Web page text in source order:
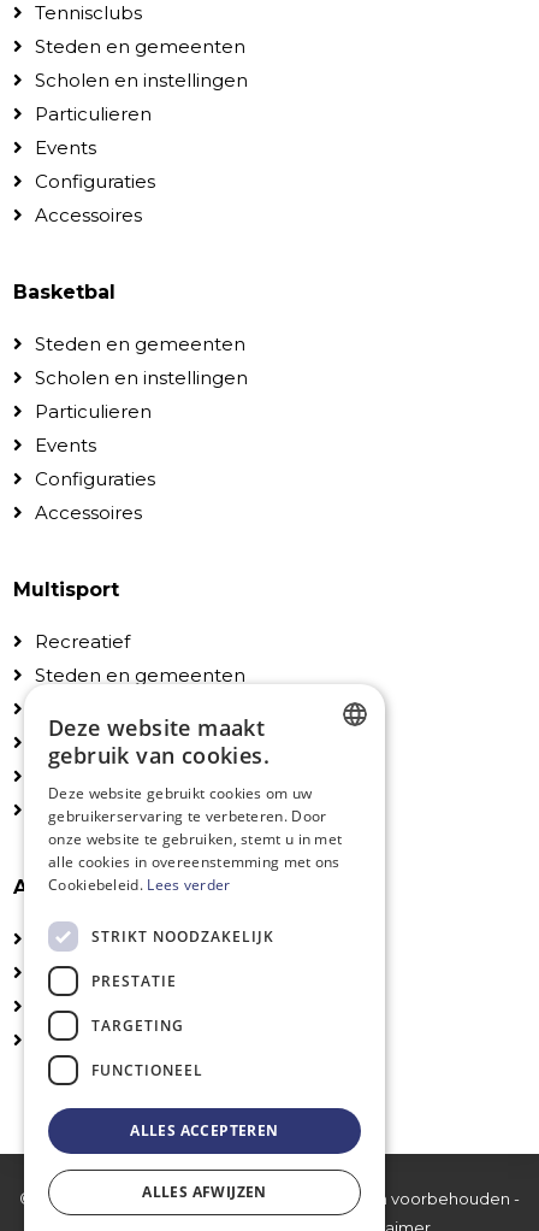
Tennisclubs
Steden en gemeenten
Scholen en instellingen
Particulieren
Events
Configuraties
Accessoires
Basketbal
Steden en gemeenten
Scholen en instellingen
Particulieren
Events
Configuraties
Accessoires
Multisport
Recreatief
Steden en gemeenten
Particulieren
Accessoires
Algemeen
Technische fiches
Installatie
UV-veilige kleuren
Logo's en belijning
© 2026 PlaySport International bv - Alle rechten voorbehouden -
FRENCH
ENGLISH
Deze website maakt
gebruik van cookies.
Deze website gebruikt cookies om uw
gebruikerservaring te verbeteren. Door
onze website te gebruiken, stemt u in met
alle cookies in overeenstemming met ons
Cookiebeleid. Lees verder
STRIKT NOODZAKELIJK
PRESTATIE
TARGETING
FUNCTIONEEL
ALLES ACCEPTEREN
ALLES AFWIJZEN